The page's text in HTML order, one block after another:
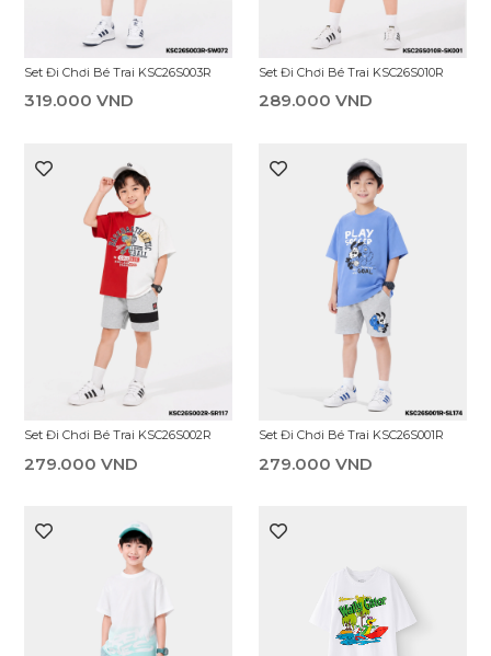
Set Đi Chơi Bé Trai KSC26S003R
319.000 VND
Set Đi Chơi Bé Trai KSC26S010R
289.000 VND
Set Đi Chơi Bé Trai KSC26S002R
279.000 VND
Set Đi Chơi Bé Trai KSC26S001R
279.000 VND